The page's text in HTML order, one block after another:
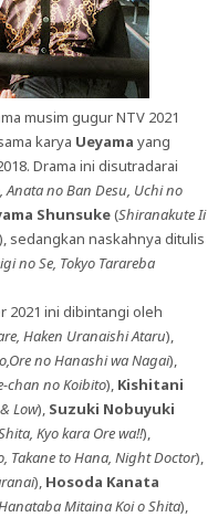
musim gugur NTV 2021
karya Ueyama yang
Drama ini disutradarai
Anata no Ban Desu, Uchi no
Shunsuke(Shiranakute Ii
), sedangkan naskahnya ditulis
no Se, Tokyo Tarareba
2021 ini dibintangi oleh
Haken Uranaishi Ataru),
no Hanashi wa Nagai),
chan no Koibito), Kishitani
Low), Suzuki Nobuyuki
Kyo kara Ore wa!!),
Takane to Hana, Night Doctor),
), Hosoda Kanata
Mitaina Koi o Shita),